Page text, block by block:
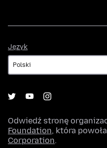
Język
Odwiedź stronę
Foundation, która
Corporation.